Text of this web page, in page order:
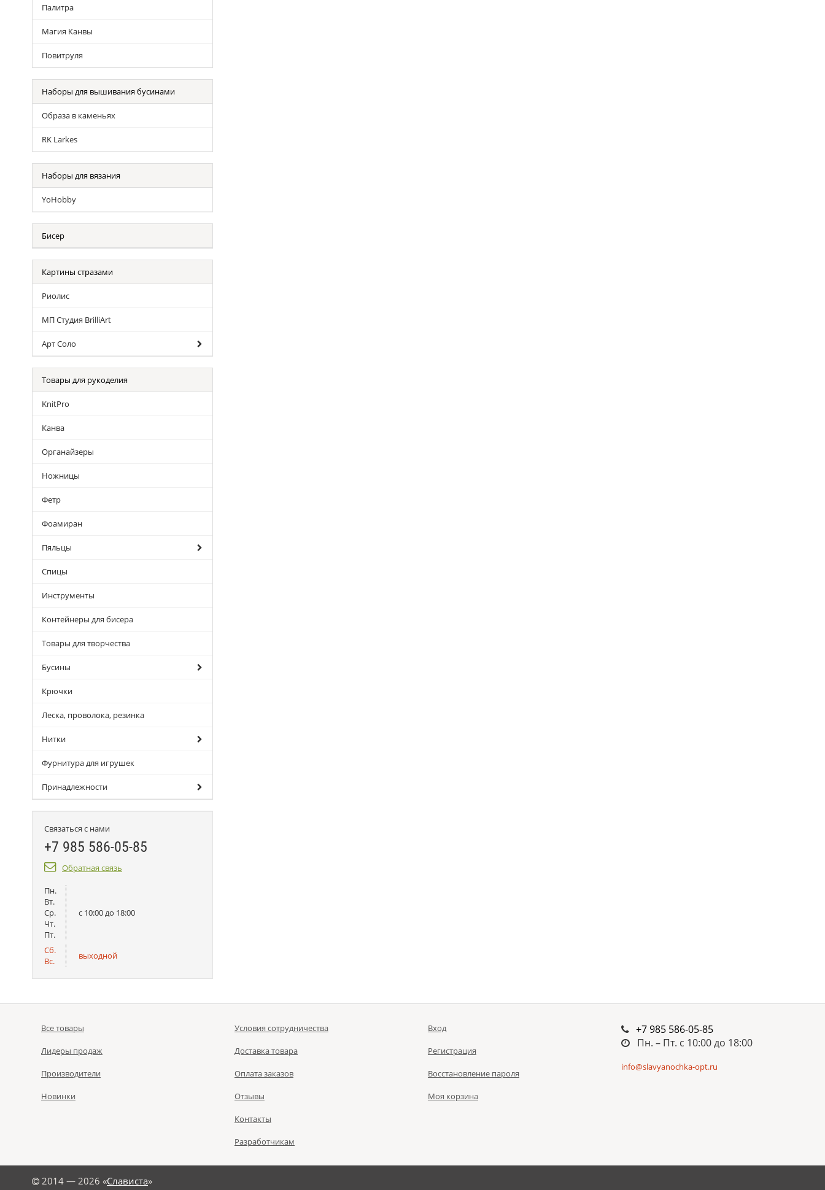
Палитра
Магия Канвы
Повитруля
Наборы для вышивания бусинами
Образа в каменьях
RK Larkes
Наборы для вязания
YoHobby
Бисер
Картины стразами
Риолис
МП Студия BrilliArt
Арт Соло
Товары для рукоделия
KnitPro
Канва
Органайзеры
Ножницы
Фетр
Фоамиран
Пяльцы
Спицы
Инструменты
Контейнеры для бисера
Товары для творчества
Бусины
Крючки
Леска, проволока, резинка
Нитки
Фурнитура для игрушек
Принадлежности
Связаться с нами
+7 985 586-05-85
Обратная связь
Пн.
Вт.
Ср.
Чт.
Пт.
c 10:00 до 18:00
Сб.
Вс.
выходной
Все товары
Лидеры продаж
Производители
Новинки
Условия сотрудничества
Доставка товара
Оплата заказов
Отзывы
Контакты
Разработчикам
Вход
Регистрация
Восстановление пароля
Моя корзина
+7 985 586-05-85
Пн. – Пт. c 10:00 до 18:00
info@slavyanochka-opt.ru
©2014 — 2026 «Слависта»